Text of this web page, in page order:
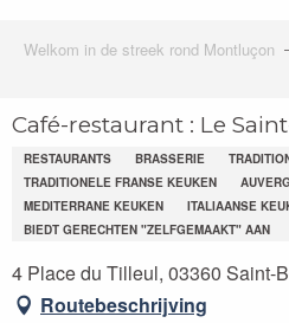
Welkom in de streek rond Montluçon
Café-restaurant : Le
RESTAURANTS BRASSERIE
TRADITIONELE FRANSE KEUKEN
MEDITERRANE KEUKEN
ITALIAANSE
BIEDT GERECHTEN "ZELFGEMAAKT" AAN
4 Place du Tilleul, 03360 Saint-
Routebeschrijving